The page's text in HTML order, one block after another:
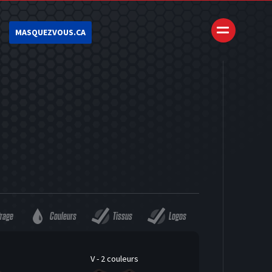
MASQUEZVOUS.CA
Couleurs Tissus Logos
V - 2 couleurs